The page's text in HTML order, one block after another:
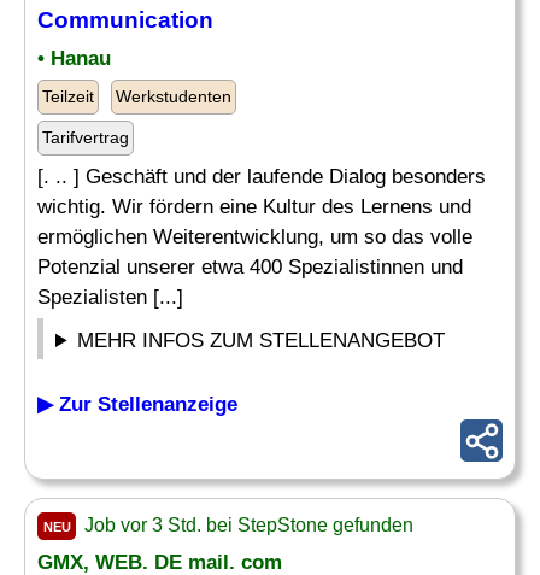
Communication
• Hanau
Teilzeit Werkstudenten
Tarifvertrag
[. .. ] Geschäft und der laufende Dialog besonders
wichtig. Wir fördern eine Kultur des Lernens und
ermöglichen Weiterentwicklung, um so das volle
Potenzial unserer etwa 400 Spezialistinnen und
Spezialisten [...]
MEHR INFOS ZUM STELLENANGEBOT
▶ Zur Stellenanzeige
NEU Job vor 3 Std. bei StepStone gefunden
GMX, WEB. DE mail. com